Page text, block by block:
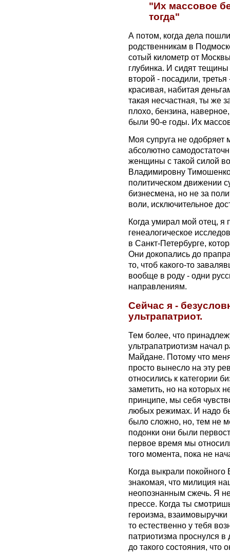
"Их массовое
тогда"
А потом, когда дела
родственникам в
сотый километр от
глубинка. И сидят
второй - посадили,
красивая, набитая
такая несчастная, ты же
плохо, бензина,
были 90-е годы. Их
Моя супруга не одобряет
абсолютно
женщины с такой силой
Владимировну
политическом движении
бизнесмена, но не за
воли, исключительное
Когда умирал мой отец,
генеалогическое
в Санкт-Петербурге,
Они докопались до
то, чтоб какого-то
вообще в роду - одни
направлениям.
Сейчас я -
ультрапатриот.
Тем более, что
ультрапатриотизм начал
Майдане. Потому что
просто вынесло на эту
относились к категории
заметить, но на которых
принципе, мы себя
любых режимах. И надо
было сложно, но, тем не
подонки они были
первое время мы
того момента, пока не
Когда выкрали
знакомая, что милиция
неопознанным сжечь. Я
прессе. Когда ты
героизма,
то естественно у тебя
патриотизма проснулся
до такого состояния, что